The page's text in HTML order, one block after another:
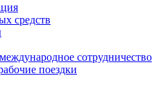
средств
сотрудничество
поездки